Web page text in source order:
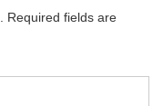
Required fields are